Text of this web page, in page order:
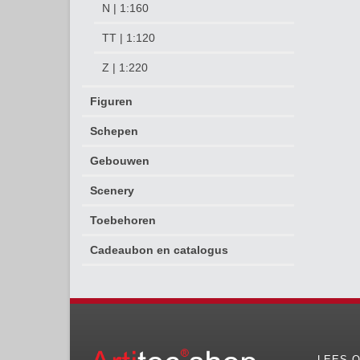
N | 1:160
TT | 1:120
Z | 1:220
Figuren
Schepen
Gebouwen
Scenery
Toebehoren
Cadeaubon en catalogus